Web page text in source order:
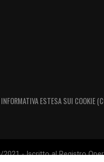
INFORMATIVA ESTESA SUI COOKIE
- Iscritto al Registro